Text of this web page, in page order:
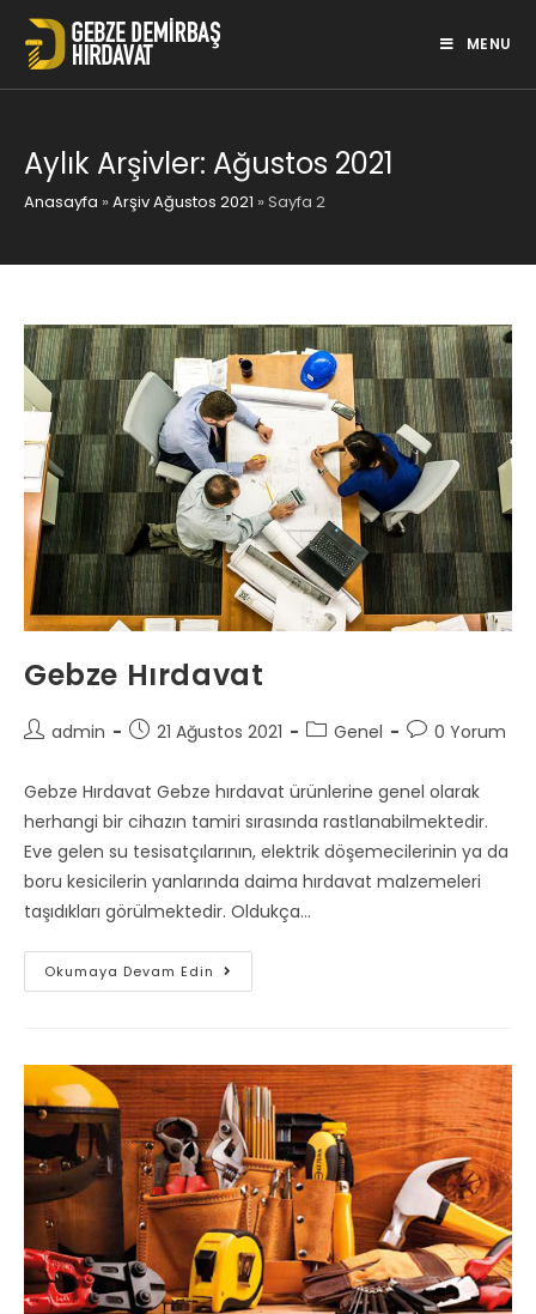
Skip
content
MENU
Aylık Arşivler: Ağustos 2021
Anasayfa » Arşiv Ağustos 2021 » Sayfa 2
Gebze Hırdavat
Postadmin
Post21 Ağustos 2021
PostGenel
Post0 Yorum
Gebze Hırdavat Gebze hırdavat ürünlerine genel olarak
herhangi bir cihazın tamiri sırasında rastlanabilmektedir.
Eve gelen su tesisatçılarının, elektrik döşemecilerinin ya da
boru kesicilerin yanlarında daima hırdavat malzemeleri
taşıdıkları görülmektedir. Oldukça…
Okumaya Devam Edin Gebze
Hırdavat